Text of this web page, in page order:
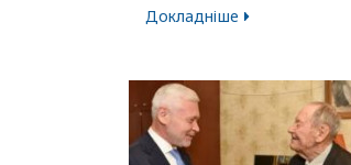
Докладніше